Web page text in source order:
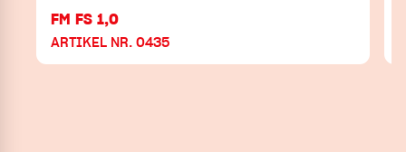
FM FS 1,0
ARTIKEL NR. 0435